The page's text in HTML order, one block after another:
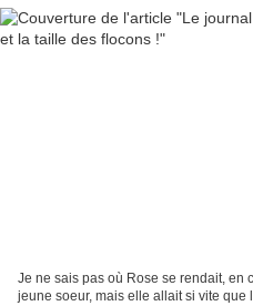
Je ne sais pas où Rose se rendait, en
jeune soeur, mais elle allait si vite